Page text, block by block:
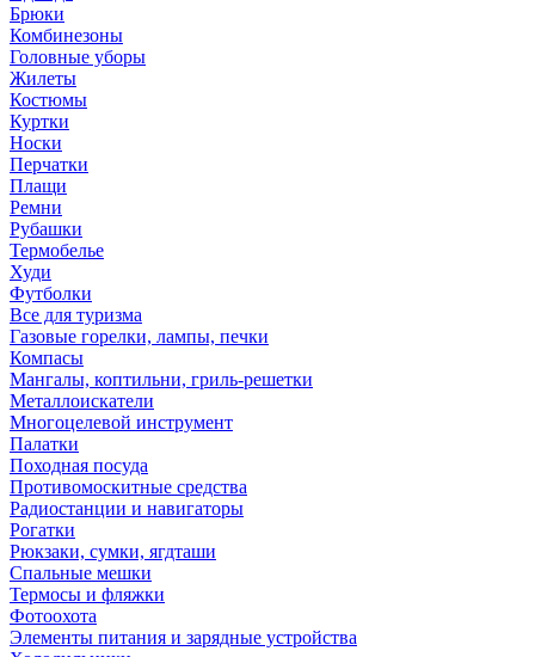
Брюки
Комбинезоны
Головные уборы
Жилеты
Костюмы
Куртки
Носки
Перчатки
Плащи
Ремни
Рубашки
Термобелье
Худи
Футболки
Все для туризма
Газовые горелки, лампы, печки
Компасы
Мангалы, коптильни, гриль-решетки
Металлоискатели
Многоцелевой инструмент
Палатки
Походная посуда
Противомоскитные средства
Радиостанции и навигаторы
Рогатки
Рюкзаки, сумки, ягдташи
Спальные мешки
Термосы и фляжки
Фотоохота
Элементы питания и зарядные устройства